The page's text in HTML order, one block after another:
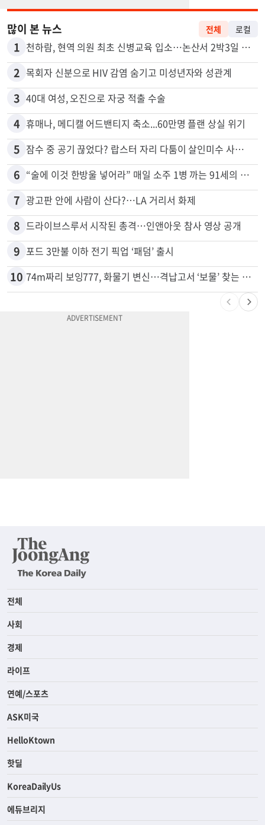
많이 본 뉴스 전체 로컬
1 천하람, 현역 의원 최초 신병교육 입소…논산서 2박3일 생활
2 목회자 신분으로 HIV 감염 숨기고 미성년자와 성관계
3 40대 여성, 오진으로 자궁 적출 수술
4 휴매나, 메디캘 어드밴티지 축소...60만명 플랜 상실 위기
5 잠수 중 공기 끊었다? 랍스터 자리 다툼이 살인미수 사건으로
6 “술에 이것 한방울 넣어라” 매일 소주 1병 까는 91세의 철칙
7 광고판 안에 사람이 산다?…LA 거리서 화제
8 드라이브스루서 시작된 총격…인앤아웃 참사 영상 공개
9 포드 3만불 이하 전기 픽업 ‘패덤’ 출시
10 74m짜리 보잉777, 화물기 변신…격납고서 ‘보물’ 찾는 인천공항
전체
사회
경제
라이프
연예/스포츠
ASK미국
HelloKtown
핫딜
KoreaDailyUs
에듀브리지